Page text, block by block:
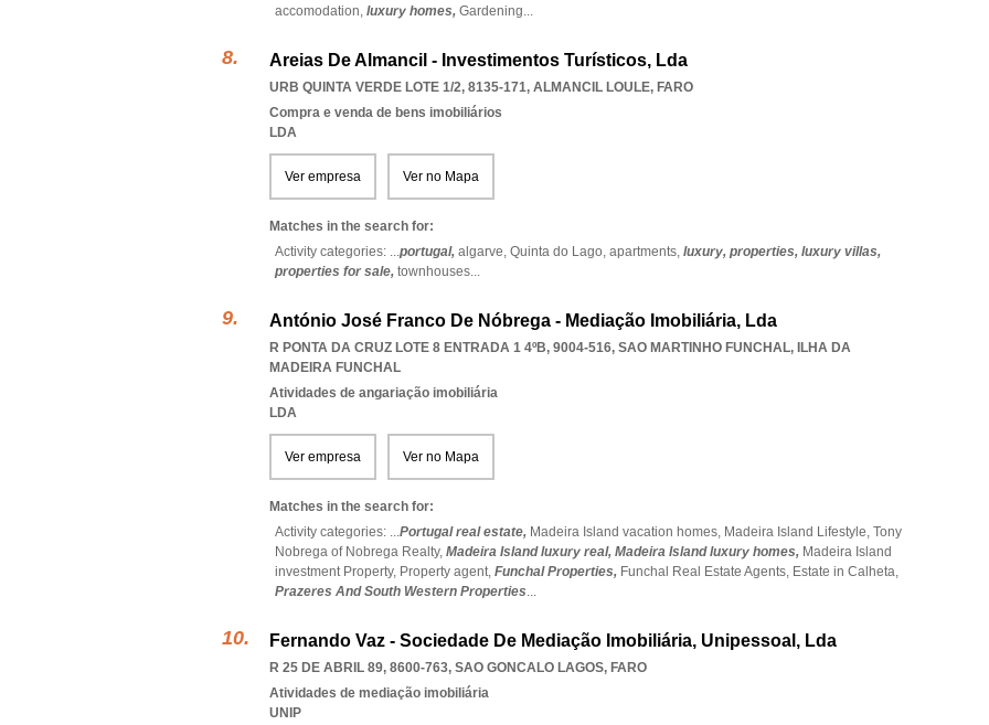
accomodation, luxury homes, Gardening...
Areias De Almancil - Investimentos Turísticos, Lda
URB QUINTA VERDE LOTE 1/2, 8135-171, ALMANCIL LOULE, FARO
Compra e venda de bens imobiliários
LDA
Ver empresa Ver no Mapa
Matches in the search for:
Activity categories: ...portugal, algarve, Quinta do Lago, apartments, luxury, properties, luxury villas,
properties for sale, townhouses...
António José Franco De Nóbrega - Mediação Imobiliária, Lda
R PONTA DA CRUZ LOTE 8 ENTRADA 1 4ºB, 9004-516, SAO MARTINHO FUNCHAL, ILHA DA
MADEIRA FUNCHAL
Atividades de angariação imobiliária
LDA
Ver empresa Ver no Mapa
Matches in the search for:
Activity categories: ...Portugal real estate, Madeira Island vacation homes, Madeira Island Lifestyle, Tony
Nobrega of Nobrega Realty, Madeira Island luxury real, Madeira Island luxury homes, Madeira Island
investment Property, Property agent, Funchal Properties, Funchal Real Estate Agents, Estate in Calheta,
Prazeres And South Western Properties...
Fernando Vaz - Sociedade De Mediação Imobiliária, Unipessoal, Lda
R 25 DE ABRIL 89, 8600-763, SAO GONCALO LAGOS, FARO
Atividades de mediação imobiliária
UNIP